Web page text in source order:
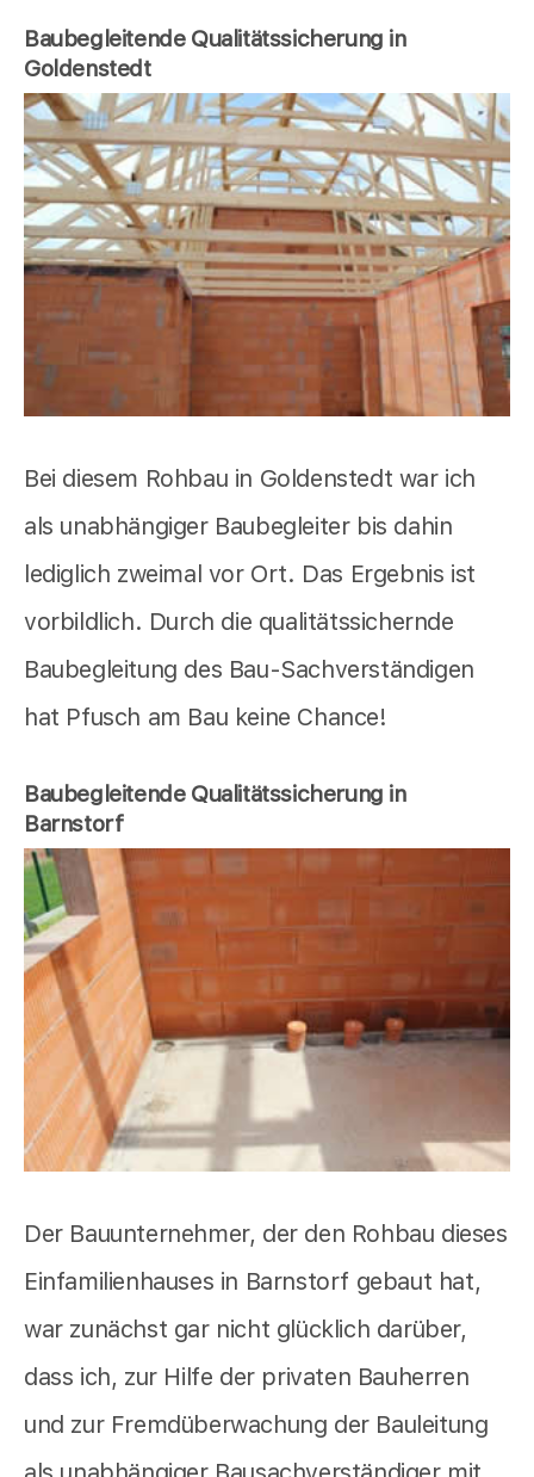
Baubegleitende Qualitätssicherung in
Goldenstedt
Bei diesem Rohbau in Goldenstedt war ich
als unabhängiger Baubegleiter bis dahin
lediglich zweimal vor Ort. Das Ergebnis ist
vorbildlich. Durch die qualitätssichernde
Baubegleitung des Bau-Sachverständigen
hat Pfusch am Bau keine Chance!
Baubegleitende Qualitätssicherung in
Barnstorf
Der Bauunternehmer, der den Rohbau dieses
Einfamilienhauses in Barnstorf gebaut hat,
war zunächst gar nicht glücklich darüber,
dass ich, zur Hilfe der privaten Bauherren
und zur Fremdüberwachung der Bauleitung